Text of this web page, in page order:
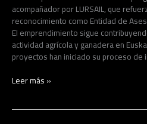
acompañador por LURSAIL, que
reconocimiento como Entidad de
El emprendimiento sigue
actividad agrícola y ganadera en
proyectos han iniciado su proceso
Leer más »